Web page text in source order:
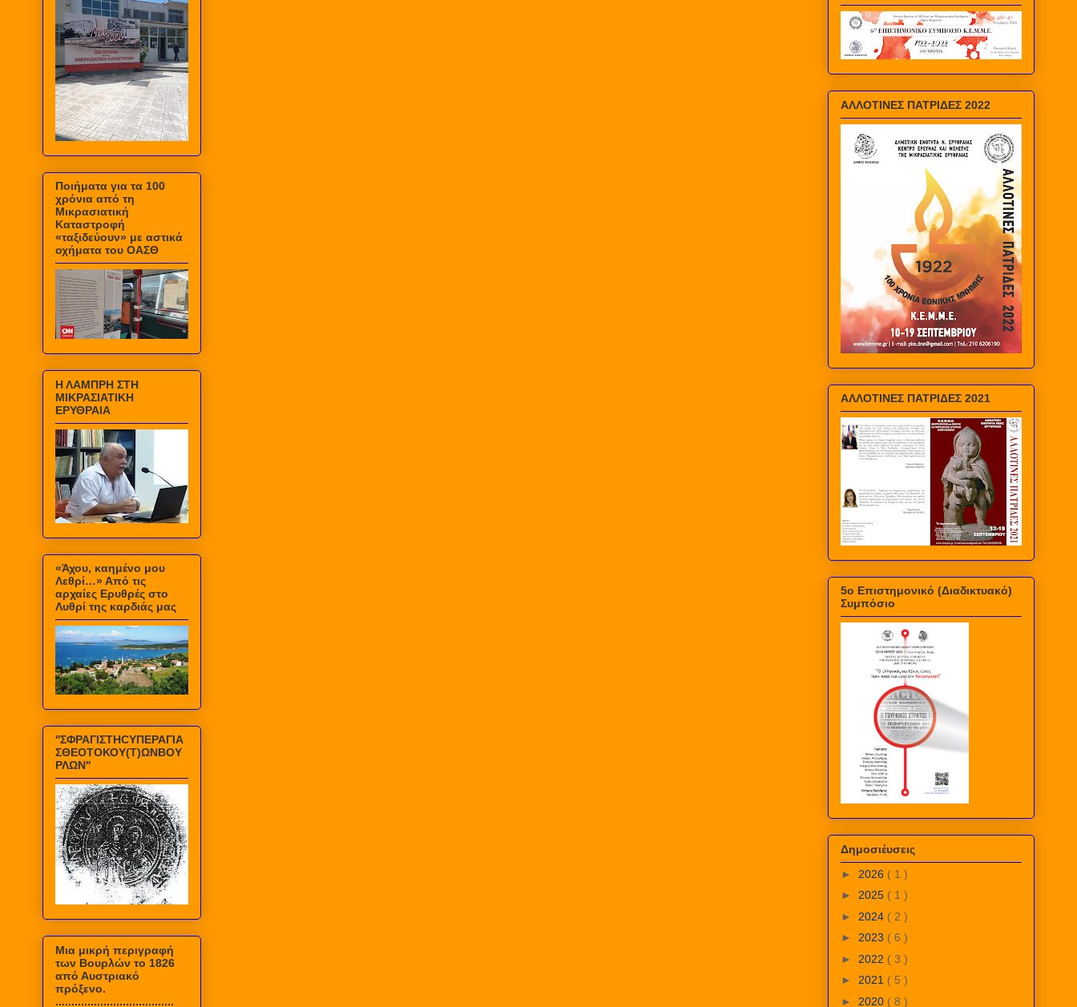
Ποιήματα για τα 100
χρόνια από τη
Μικρασιατική
Καταστροφή
«ταξιδεύουν» με αστικά
οχήματα του ΟΑΣΘ
Η ΛΑΜΠΡΗ ΣΤΗ
ΜΙΚΡΑΣΙΑΤΙΚΗ
ΕΡΥΘΡΑΙΑ
«Άχου, καημένο μου
Λεθρί…» Από τις
αρχαίες Ερυθρές στο
Λυθρί της καρδιάς μας
''ΣΦΡΑΓΙΣΤΗCΥΠΕΡΑΓΙΑ
ΣΘΕΟΤΟΚΟΥ(Τ)ΩΝΒΟΥ
ΡΛΩΝ''
Mια μικρή περιγραφή
των Βουρλών το 1826
από Αυστριακό
πρόξενο.
.....................................
ΑΛΛΟΤΙΝΕΣ ΠΑΤΡΙΔΕΣ 2022
ΑΛΛΟΤΙΝΕΣ ΠΑΤΡΙΔΕΣ 2021
5ο Επιστημονικό (Διαδικτυακό)
Συμπόσιο
Δημοσιέυσεις
► 2026 ( 1 )
► 2025 ( 1 )
► 2024 ( 2 )
► 2023 ( 6 )
► 2022 ( 3 )
► 2021 ( 5 )
► 2020 ( 8 )